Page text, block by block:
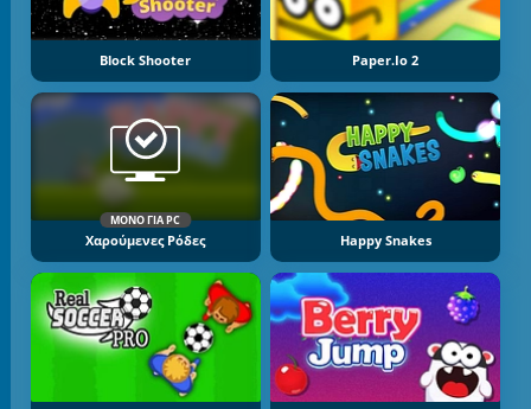
Block Shooter Paper.io 2
ΜΌΝΟ ΓΙΑ PC
Χαρούμενες Ρόδες Happy Snakes